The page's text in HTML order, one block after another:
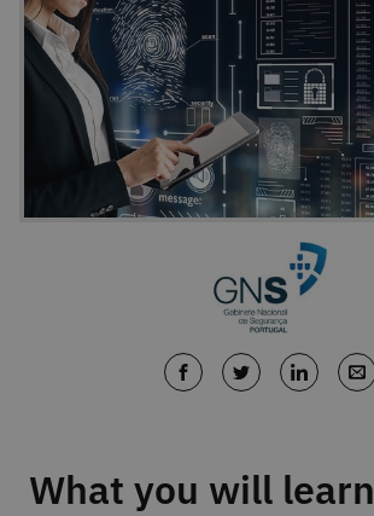
What you will learn